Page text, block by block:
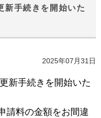
手続きを開始いた
2025年07月31日
新手続きを開始いた
請料の金額をお間違